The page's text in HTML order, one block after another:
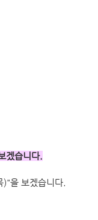
보겠습니다.
을 보겠습니다.